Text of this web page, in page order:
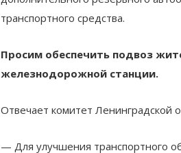
транспортного средства.
Просим обеспечить подвоз
железнодорожной станции.
Отвечает комитет Ленинградской
— Для улучшения транспортного